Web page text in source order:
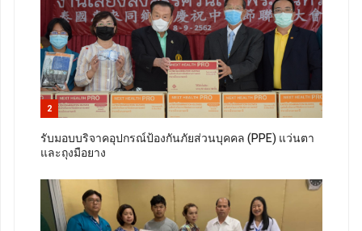
2
รับมอบบริจาคอุปกรณ์ป้องกันภัยส่วนบุคคล (PPE) แว่นตา
และถุงมือยาง